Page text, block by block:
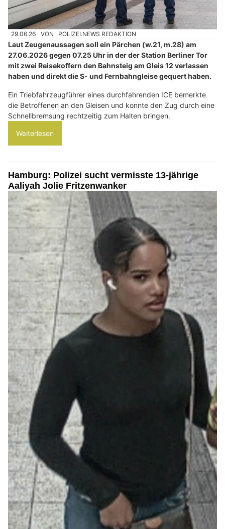
29.06.26 VON POLIZEI.NEWS REDAKTION
Laut Zeugenaussagen soll ein Pärchen (w.21, m.28) am
27.06.2026 gegen 07.25 Uhr in der der Station Berliner Tor
mit zwei Reisekoffern den Bahnsteig am Gleis 12 verlassen
haben und direkt die S- und Fernbahngleise gequert haben.
Ein Triebfahrzeugführer eines durchfahrenden ICE bemerkte
die Betroffenen an den Gleisen und konnte den Zug durch eine
Schnellbremsung rechtzeitig zum Halten bringen.
Weiterlesen
Hamburg: Polizei sucht vermisste 13-jährige
Aaliyah Jolie Fritzenwanker